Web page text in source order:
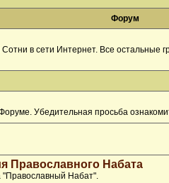
Форум
в сети Интернет. Все остальные
Убедительная просьба
Православного Набата
Набат".